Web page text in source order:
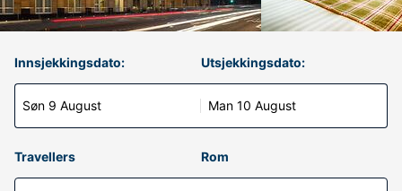
Innsjekkingsdato:
Søn 9 August
Utsjekkingsdato:
Man 10 August
Travellers Rom